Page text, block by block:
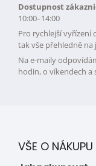
Dostupnost
10:00–14:00
Pro rychlejší vyřízení
tak vše přehledně
Na e-maily
hodin, o víkendech a
VŠE O NÁKUPU